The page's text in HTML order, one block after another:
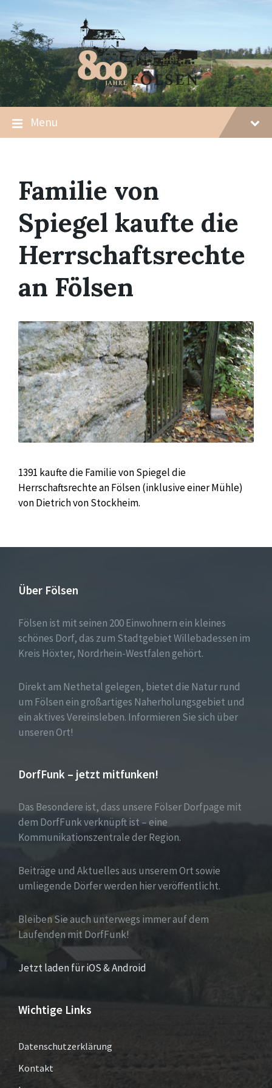
content
main
navigation
footer
Menu
Familie von
Spiegel kaufte die
Herrschaftsrechte
an Fölsen
1391 kaufte die Familie von Spiegel die
Herrschaftsrechte an Fölsen (inklusive einer Mühle)
von Dietrich von Stockheim.
Über Fölsen
Fölsen ist mit seinen 200 Einwohnern ein kleines
schönes Dorf, das zum Stadtgebiet Willebadessen im
Kreis Höxter, Nordrhein-Westfalen gehört.
Direkt am Nethetal gelegen, bietet die Natur rund
um Fölsen ein großartiges Naherholungsgebiet und
ein aktives Vereinsleben. Informieren Sie sich über
unseren Ort!
DorfFunk – jetzt mitfunken!
Das Besondere ist, dass unsere Fölser Dorfpage mit
dem DorfFunk verknüpft ist – eine
Kommunikationszentrale der Region.
Beiträge und Aktuelles aus unserem Ort sowie
umliegende Dörfer werden hier veröffentlicht.
Bleiben Sie auch unterwegs immer auf dem
Laufenden mit DorfFunk!
Jetzt laden für iOS & Android
Wichtige Links
Datenschutzerklärung
Kontakt